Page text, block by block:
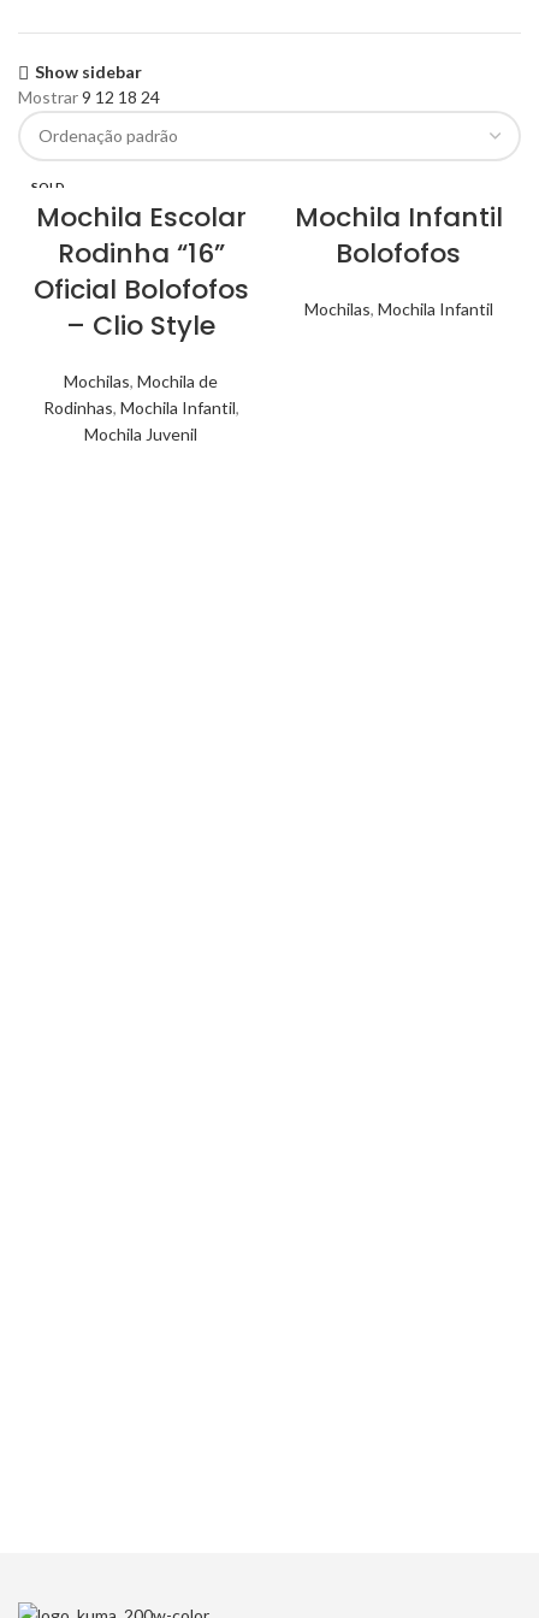
Show sidebar
Mostrar9 12 18 24
SOLD
Mochila Escolar
Rodinha “16”
Oficial Bolofofos
– Clio Style
Mochilas, Mochila de
Rodinhas, Mochila Infantil,
Mochila Juvenil
Mochila Infantil
Bolofofos
Mochilas, Mochila Infantil